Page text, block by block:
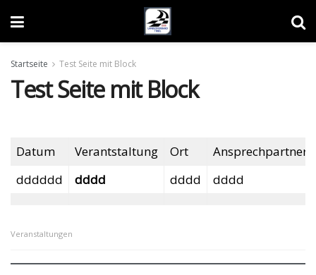
Startseite Test Seite mit Block
Test Seite mit Block
Datum Verantstaltung Ort
Ansprechpartner
dddddd
dddd dddd dddd
Veranstaltungen